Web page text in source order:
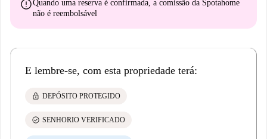
errorQuando uma reserva é confirmada, a comissão da Spotahome
não é reembolsável
E lembre-se, com esta propriedade terá:
lock DEPÓSITO PROTEGIDO
check_circle SENHORIO VERIFICADO